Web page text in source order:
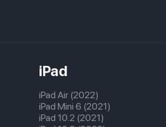
iPad
iPad Air (2022)
iPad Mini 6 (2021)
iPad 10.2 (2021)